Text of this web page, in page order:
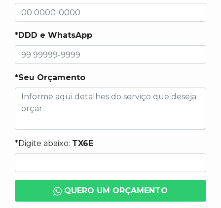
*DDD e WhatsApp
*Seu Orçamento
*Digite abaixo: TX6E
QUERO UM ORÇAMENTO